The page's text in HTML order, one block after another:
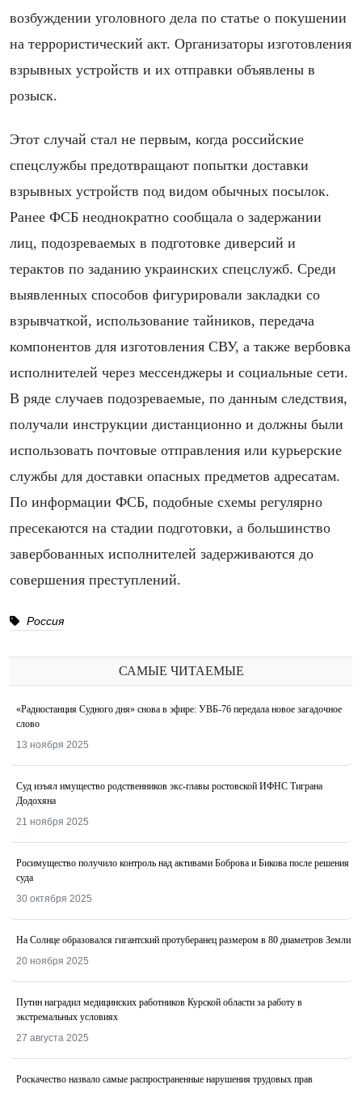
возбуждении уголовного дела по статье о покушении
на террористический акт. Организаторы изготовления
взрывных устройств и их отправки объявлены в
розыск.
Этот случай стал не первым, когда российские
спецслужбы предотвращают попытки доставки
взрывных устройств под видом обычных посылок.
Ранее ФСБ неоднократно сообщала о задержании
лиц, подозреваемых в подготовке диверсий и
терактов по заданию украинских спецслужб. Среди
выявленных способов фигурировали закладки со
взрывчаткой, использование тайников, передача
компонентов для изготовления СВУ, а также вербовка
исполнителей через мессенджеры и социальные сети.
В ряде случаев подозреваемые, по данным следствия,
получали инструкции дистанционно и должны были
использовать почтовые отправления или курьерские
службы для доставки опасных предметов адресатам.
По информации ФСБ, подобные схемы регулярно
пресекаются на стадии подготовки, а большинство
завербованных исполнителей задерживаются до
совершения преступлений.
Россия
САМЫЕ ЧИТАЕМЫЕ
«Радиостанция Судного дня» снова в эфире: УВБ-76 передала новое загадочное
слово
13 ноября 2025
Суд изъял имущество родственников экс-главы ростовской ИФНС Тиграна
Додохяна
21 ноября 2025
Росимущество получило контроль над активами Боброва и Бикова после решения
суда
30 октября 2025
На Солнце образовался гигантский протуберанец размером в 80 диаметров Земли
20 ноября 2025
Путин наградил медицинских работников Курской области за работу в
экстремальных условиях
27 августа 2025
Роскачество назвалo самые распространенные нарушения трудовых прав